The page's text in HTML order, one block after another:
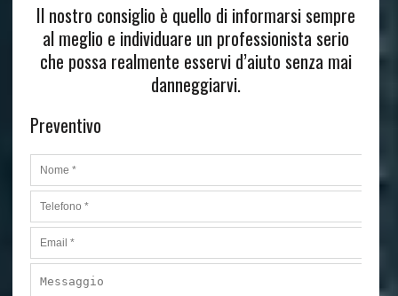
Il nostro consiglio è quello di informarsi sempre
al meglio e individuare un professionista serio
che possa realmente esservi d’aiuto senza mai
danneggiarvi.
Preventivo